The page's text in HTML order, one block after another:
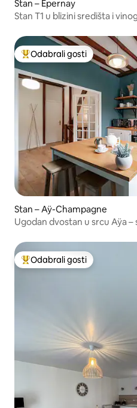
Stan – Épernay
Stan T1 u blizini središta i
Među najviše rangiranima s
Odabrali gosti
Stan – Aÿ-Champagne
Ugodan dvostan u srcu Aÿa
Među najviše rangiranima s
Odabrali gosti